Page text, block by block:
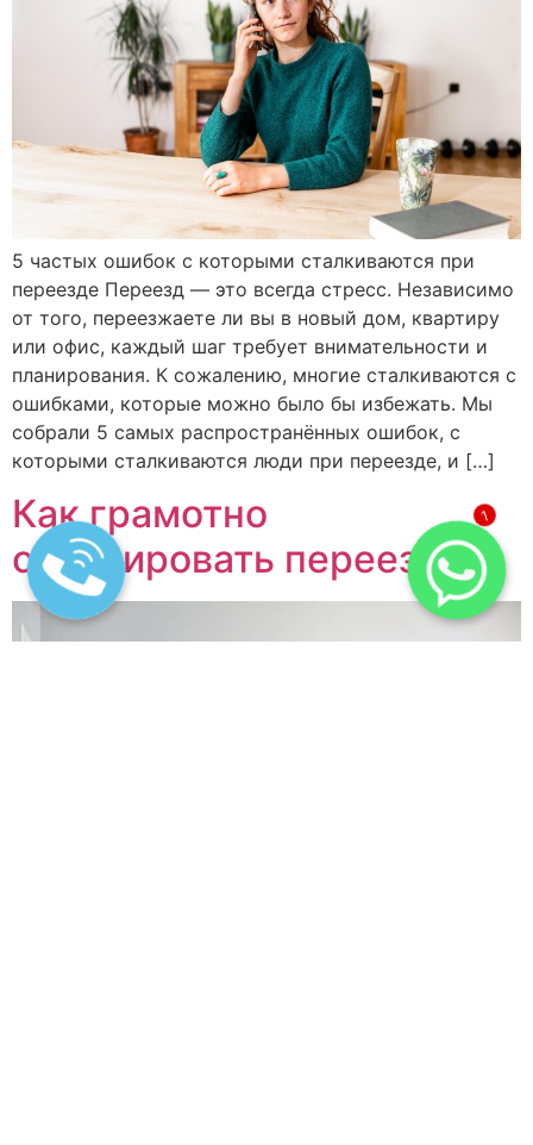
5 частых ошибок с которыми сталкиваются при
переезде Переезд — это всегда стресс. Независимо
от того, переезжаете ли вы в новый дом, квартиру
или офис, каждый шаг требует внимательности и
планирования. К сожалению, многие сталкиваются с
ошибками, которые можно было бы избежать. Мы
собрали 5 самых распространённых ошибок, с
которыми сталкиваются люди при переезде, и […]
Как грамотно
спланировать переезд?